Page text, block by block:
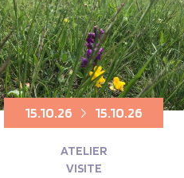
15.10.26 15.10.26
ATELIER
VISITE